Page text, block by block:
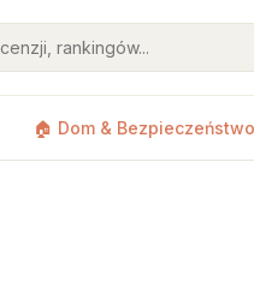
🏠 Dom & Bezpieczeństwo